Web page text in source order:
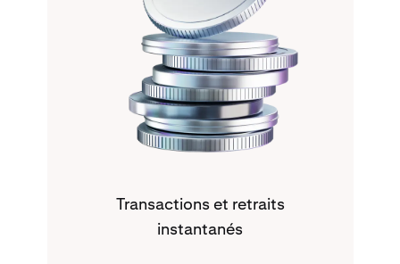
Transactions et retraits
instantanés